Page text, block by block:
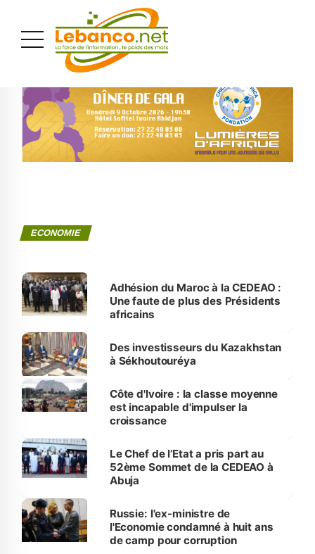
ECONOMIE
Adhésion du Maroc à la CEDEAO :
Une faute de plus des Présidents
africains
Des investisseurs du Kazakhstan
à Sékhoutouréya
Côte d'Ivoire : la classe moyenne
est incapable d'impulser la
croissance
Le Chef de l’Etat a pris part au
52ème Sommet de la CEDEAO à
Abuja
Russie: l'ex-ministre de
l'Economie condamné à huit ans
de camp pour corruption